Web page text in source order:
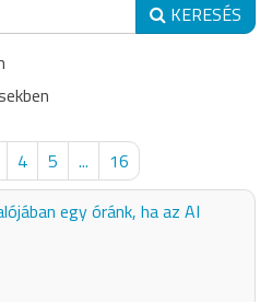
KERESÉS
4 5 ...
16
egy óránk, ha az AI